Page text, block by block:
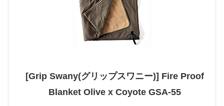
[Grip Swany(グリップスワニー)] Fire Proof
Blanket Olive x Coyote GSA-55